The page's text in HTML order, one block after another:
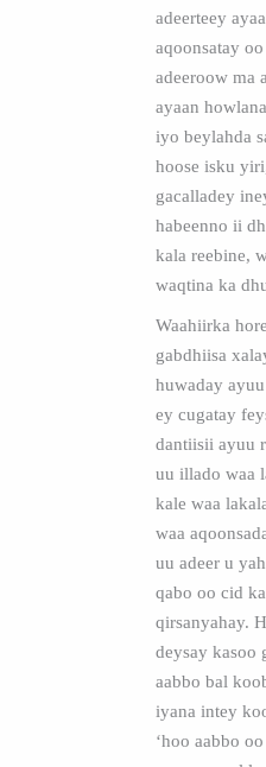
adeerteey
aqoonsatay
adeeroow ma
ayaan
iyo beylahda
hoose isku
gacalladey
habeenno ii
kala reebine,
waqtina ka
Waahiirka
gabdhiisa
huwaday
ey cugatay
dantiisii ayuu
uu illado waa
kale waa
waa
uu adeer u
qabo oo cid
qirsanyahay.
deysay kasoo
aabbo bal
iyana intey
‘hoo aabbo